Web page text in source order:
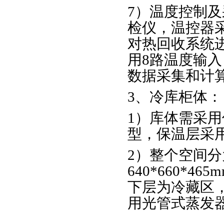
7）温度控制
检仪，温控器
对热回收系统
用8路温度输
数据采集和计
3、冷库柜体：
1）库体需采
型，保温层采
2）整个空间
下层为冷藏区
用光管式蒸发